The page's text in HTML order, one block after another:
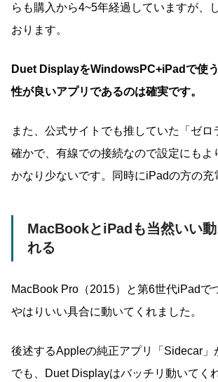
らも購入から4~5年経過していますが、
おります。
Duet DisplayをWindowsPC+iPadで使
性が良いアプリであるのは確実です。
また、公式サイトでも推していた「ゼロ
確かで、有線での接続なので設定にもよ
かなり少ないです。同時にiPadの方の充
MacBookとiPadも当然いい動
れる
MacBook Pro（2015）と第6世代iPadで
やはりいい具合に動いてくれました。
後述するAppleの純正アプリ「Sidecar」
でも、Duet Displayはバッチリ動いてく